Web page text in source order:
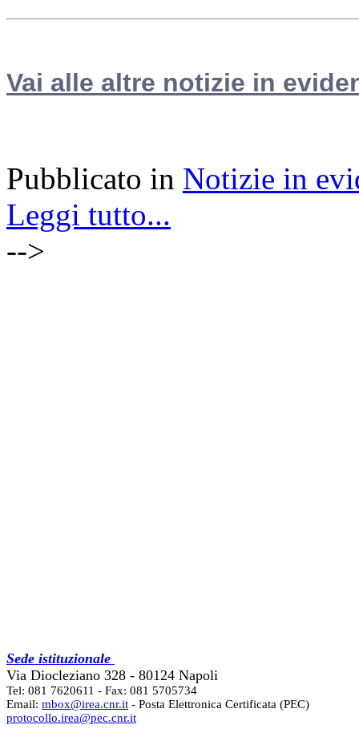
Vai alle altre notizie in
Pubblicato in Notizie in
Leggi tutto...
-->
Sede istituzionale
Via Diocleziano 328 - 80124 Napoli
Tel: 081 7620611 - Fax: 081 5705734
Email: mbox@irea.cnr.it - Posta Elettronica Certificata (PEC)
protocollo.irea@pec.cnr.it